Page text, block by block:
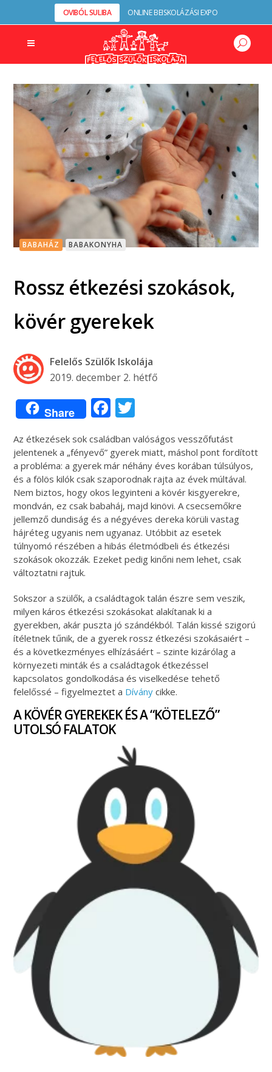
OVIBÓL SULIBA ONLINE BEISKOLÁZÁSI EXPO
BABAHÁZ BABAKONYHA
Rossz étkezési szokások,
kövér gyerekek
Felelős Szülők Iskolája
2019. december 2. hétfő
Share Facebook
Az étkezések sok családban valóságos vesszőfutást
jelentenek a „fényevő” gyerek miatt, máshol pont fordított
a probléma: a gyerek már néhány éves korában túlsúlyos,
és a fölös kilók csak szaporodnak rajta az évek múltával.
Nem biztos, hogy okos legyinteni a kövér kisgyerekre,
mondván, ez csak babaháj, majd kinövi. A csecsemőkre
jellemző dundiság és a négyéves dereka körüli vastag
hájréteg ugyanis nem ugyanaz. Utóbbit az esetek
túlnyomó részében a hibás életmódbeli és étkezési
szokások okozzák. Ezeket pedig kinőni nem lehet, csak
változtatni rajtuk.
Sokszor a szülők, a családtagok talán észre sem veszik,
milyen káros étkezési szokásokat alakítanak ki a
gyerekben, akár puszta jó szándékból. Talán kissé szigorú
ítéletnek tűnik, de a gyerek rossz étkezési szokásaiért –
és a következményes elhízásáért – szinte kizárólag a
környezeti minták és a családtagok étkezéssel
kapcsolatos gondolkodása és viselkedése tehető
felelőssé – figyelmeztet a Dívány cikke.
A KÖVÉR GYEREKEK ÉS A “KÖTELEZŐ”
UTOLSÓ FALATOK